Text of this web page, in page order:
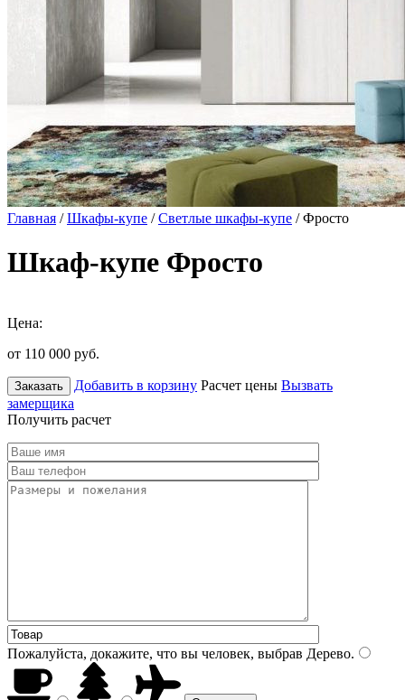
Главная /Шкафы-купе /Светлые шкафы-купе / Фросто
Шкаф-купе Фросто
Цена:
от 110 000 руб.
Заказать Добавить в корзину Расчет цены Вызвать
замерщика
Получить расчет
Пожалуйста, докажите, что вы человек, выбрав Дерево.